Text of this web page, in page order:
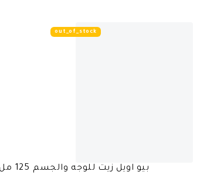
out_of_stock
بيو اويل زيت للوجه والجسم 125 مل